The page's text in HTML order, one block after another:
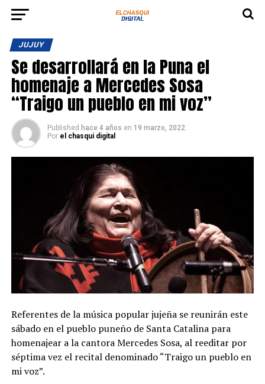
JUJUY
Se desarrollará en la Puna el
homenaje a Mercedes Sosa
“Traigo un pueblo en mi voz”
Published hace 4 años en 19 marzo, 2022
Por el chasqui digital
Referentes de la música popular jujeña se reunirán este
sábado en el pueblo puneño de Santa Catalina para
homenajear a la cantora Mercedes Sosa, al reeditar por
séptima vez el recital denominado “Traigo un pueblo en
mi voz”.